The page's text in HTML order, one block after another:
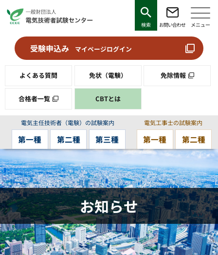
検索 お問い合わせ メニュー
よくある質問 免状（電験） 免除情報
合格者一覧 CBTとは
受験申込み マイページログイン
電気主任技術者（電験）の試験案内
第一種 第二種 第三種
電気工事士の試験案内
第一種 第二種
お知らせ